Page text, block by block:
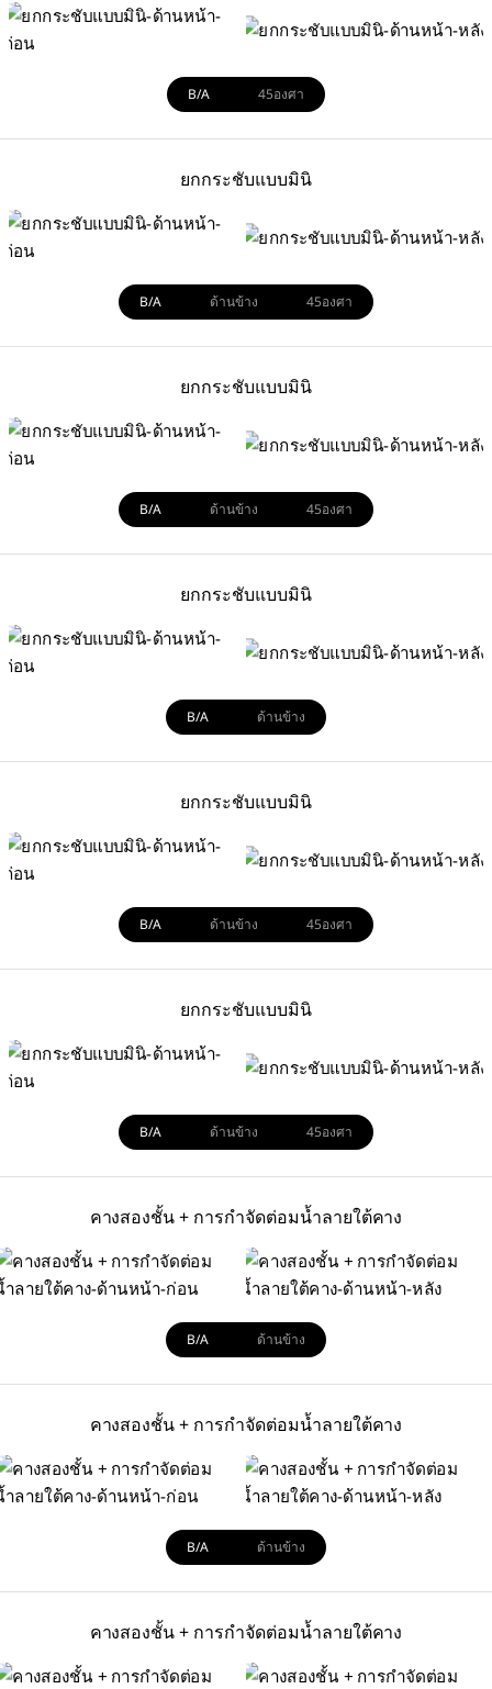
B/A 45องศา
B/A ด้านข้าง 45องศา
ยกกระชับแบบมินิ
B/A ด้านข้าง 45องศา
ยกกระชับแบบมินิ
B/A ด้านข้าง
ยกกระชับแบบมินิ
B/A ด้านข้าง 45องศา
ยกกระชับแบบมินิ
B/A ด้านข้าง 45องศา
ยกกระชับแบบมินิ
B/A ด้านข้าง
คางสองชั้น + การกำจัดต่อมน้ำลายใต้คาง
B/A ด้านข้าง
คางสองชั้น + การกำจัดต่อมน้ำลายใต้คาง
คางสองชั้น + การกำจัดต่อมน้ำลายใต้คาง